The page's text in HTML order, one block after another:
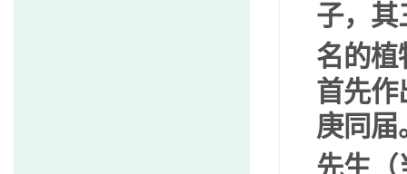
子，其
名的植
首先作
庚同届
先生（